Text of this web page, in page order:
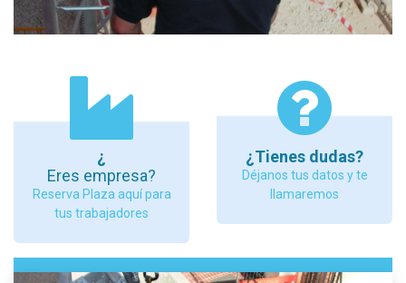
¿
Eres empresa?
Reserva Plaza aquí para
tus trabajadores
¿Tienes dudas?
Déjanos tus datos y te
llamaremos